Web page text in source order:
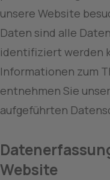
unsere Website
Daten sind alle
identifiziert werden
Informationen zum
entnehmen Sie
aufgeführten
Website